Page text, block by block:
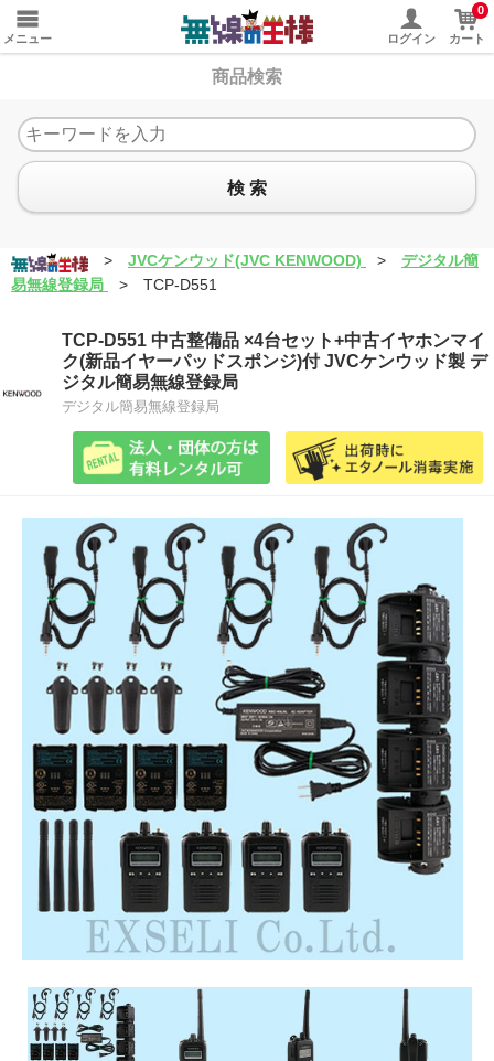
メニュー ログイン
0
カート
商品検索
検 索
> JVCケンウッド(JVC KENWOOD) >
デジタル簡
易無線登録局
> TCP-D551
TCP-D551 中古整備品 ×4台セット+中古イヤホンマイ
ク(新品イヤーパッドスポンジ)付 JVCケンウッド製 デ
ジタル簡易無線登録局
デジタル簡易無線登録局